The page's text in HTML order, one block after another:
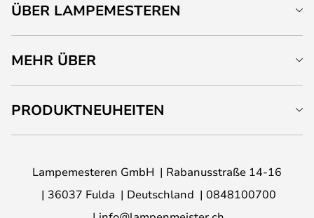
ÜBER LAMPEMESTEREN
MEHR ÜBER
PRODUKTNEUHEITEN
Lampemesteren GmbH
Rabanusstraße 14-16
36037 Fulda
Deutschland
0848100700